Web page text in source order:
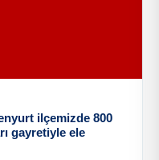
ilçemizde 800
gayretiyle ele